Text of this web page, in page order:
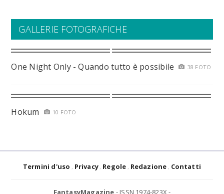
GALLERIE FOTOGRAFICHE
One Night Only - Quando tutto è possibile 38 FOTO
Hokum 10 FOTO
Termini d'uso Privacy Regole Redazione Contatti
FantasyMagazine - ISSN 1974-823X -